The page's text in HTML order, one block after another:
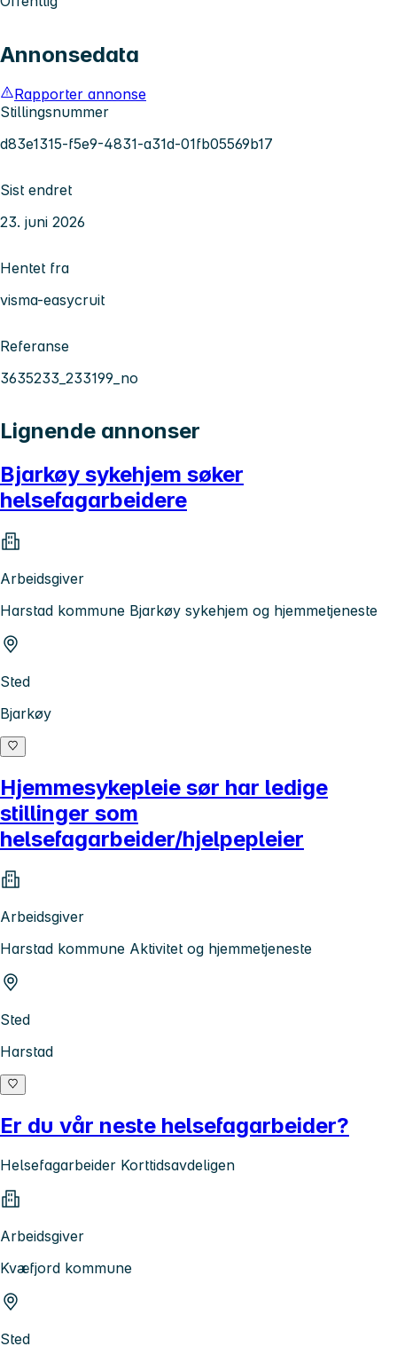
Annonsedata
Rapporter annonse
Stillingsnummer
d83e1315-f5e9-4831-a31d-01fb05569b17
Sist endret
23. juni 2026
Hentet fra
visma-easycruit
Referanse
3635233_233199_no
Lignende annonser
Bjarkøy sykehjem søker
helsefagarbeidere
Arbeidsgiver
Harstad kommune Bjarkøy sykehjem og hjemmetjeneste
Sted
Bjarkøy
Hjemmesykepleie sør har ledige
stillinger som
helsefagarbeider/hjelpepleier
Arbeidsgiver
Harstad kommune Aktivitet og hjemmetjeneste
Sted
Harstad
Er du vår neste helsefagarbeider?
Helsefagarbeider Korttidsavdeligen
Arbeidsgiver
Kvæfjord kommune
Sted